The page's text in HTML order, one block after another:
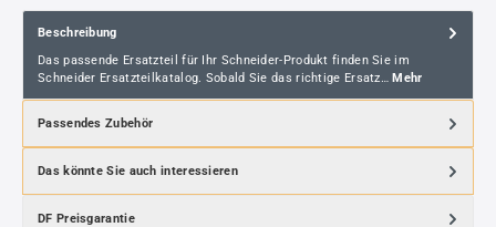
Beschreibung
Das passende Ersatzteil für Ihr Schneider-Produkt finden Sie im
Schneider Ersatzteilkatalog. Sobald Sie das richtige Ersatz… Mehr
Passendes Zubehör
Das könnte Sie auch interessieren
DF Preisgarantie